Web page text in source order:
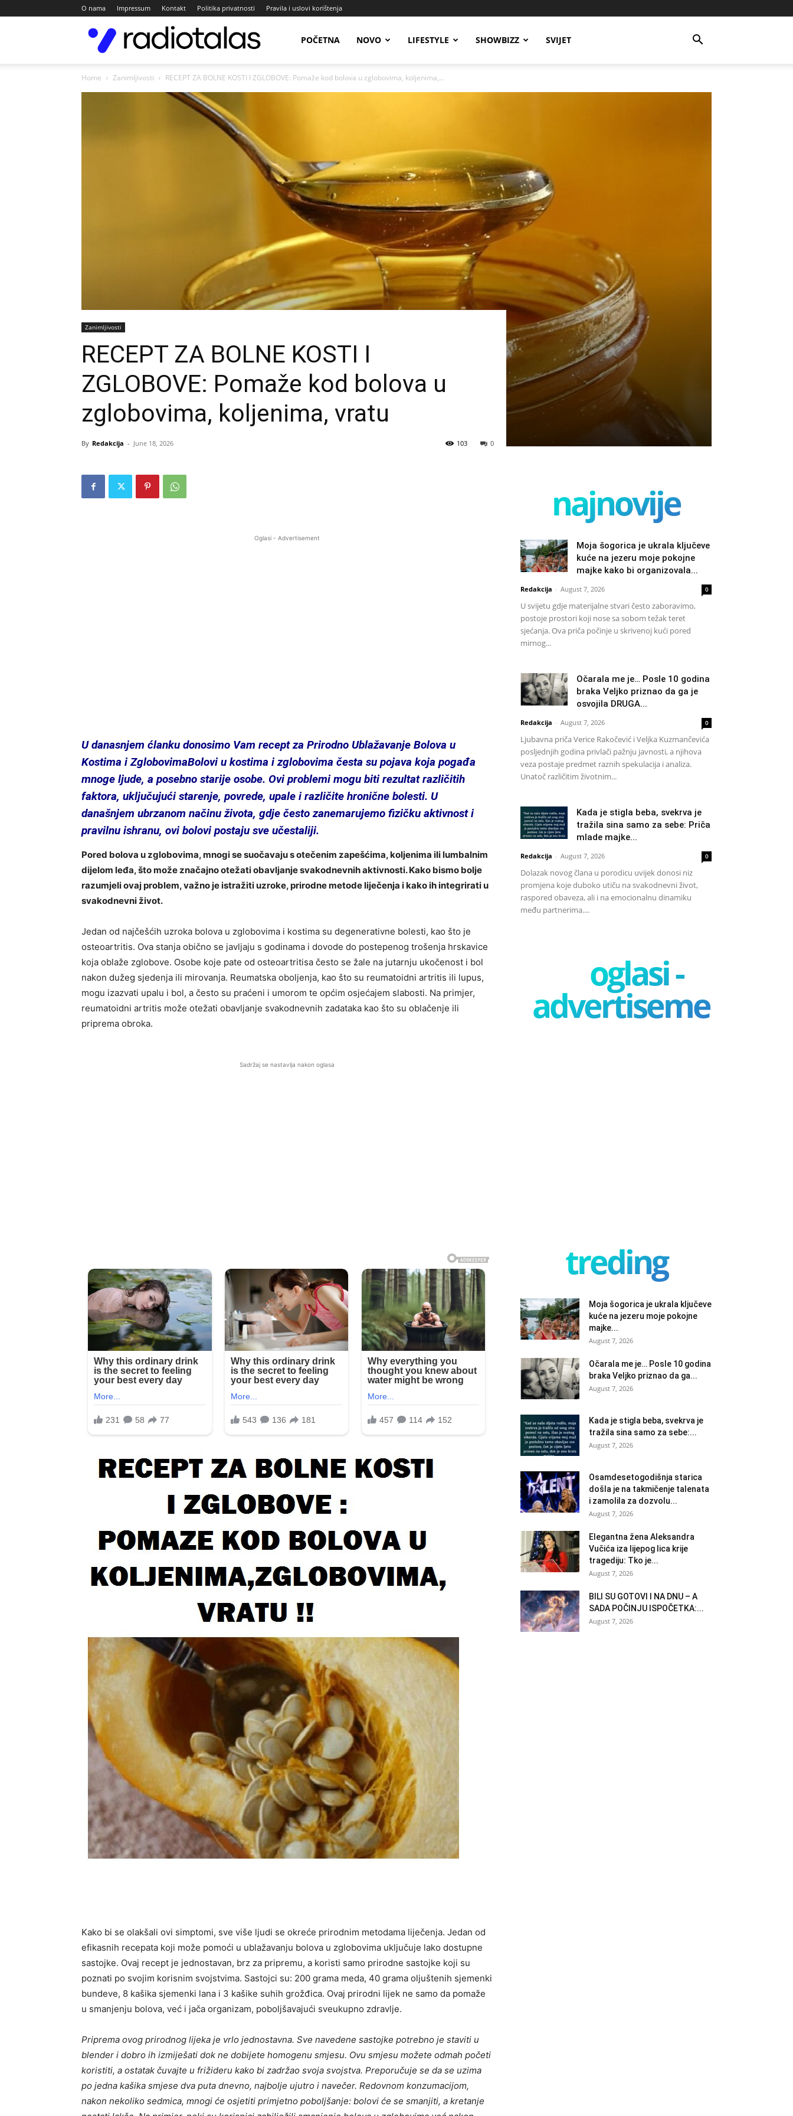
O nama Impressum Kontakt Politika privatnosti Pravila i uslovi korištenja
POČETNA NOVO LIFESTYLE SHOWBIZZ SVIJET
Home Zanimljivosti RECEPT ZA BOLNE KOSTI I ZGLOBOVE: Pomaže kod bolova u zglobovima, koljenima,...
Zanimljivosti
RECEPT ZA BOLNE KOSTI I
ZGLOBOVE: Pomaže kod bolova u
zglobovima, koljenima, vratu
By Redakcija - June 18, 2026 0
103
Oglasi - Advertisement
U danasnjem ćlanku donosimo Vam recept za Prirodno Ublažavanje Bolova u
Kostima i ZglobovimaBolovi u kostima i zglobovima česta su pojava koja pogađa
mnoge ljude, a posebno starije osobe. Ovi problemi mogu biti rezultat različitih
faktora, uključujući starenje, povrede, upale i različite hronične bolesti. U
današnjem ubrzanom načinu života, gdje često zanemarujemo fizičku aktivnost i
pravilnu ishranu, ovi bolovi postaju sve učestaliji.
Pored bolova u zglobovima, mnogi se suočavaju s otečenim zapešćima, koljenima ili lumbalnim
dijelom leđa, što može značajno otežati obavljanje svakodnevnih aktivnosti. Kako bismo bolje
razumjeli ovaj problem, važno je istražiti uzroke, prirodne metode liječenja i kako ih integrirati u
svakodnevni život.
Jedan od najčešćih uzroka bolova u zglobovima i kostima su degenerativne bolesti, kao što je
osteoartritis. Ova stanja obično se javljaju s godinama i dovode do postepenog trošenja hrskavice
koja oblaže zglobove. Osobe koje pate od osteoartritisa često se žale na jutarnju ukočenost i bol
nakon dužeg sjedenja ili mirovanja. Reumatska oboljenja, kao što su reumatoidni artritis ili lupus,
mogu izazvati upalu i bol, a često su praćeni i umorom te općim osjećajem slabosti. Na primjer,
reumatoidni artritis može otežati obavljanje svakodnevnih zadataka kao što su oblačenje ili
priprema obroka.
Sadržaj se nastavlja nakon oglasa
Kako bi se olakšali ovi simptomi, sve više ljudi se okreće prirodnim metodama liječenja. Jedan od
efikasnih recepata koji može pomoći u ublažavanju bolova u zglobovima uključuje lako dostupne
sastojke. Ovaj recept je jednostavan, brz za pripremu, a koristi samo prirodne sastojke koji su
poznati po svojim korisnim svojstvima. Sastojci su: 200 grama meda, 40 grama oljuštenih sjemenki
bundeve, 8 kašika sjemenki lana i 3 kašike suhih grožđica. Ovaj prirodni lijek ne samo da pomaže
u smanjenju bolova, već i jača organizam, poboljšavajući sveukupno zdravlje.
Priprema ovog prirodnog lijeka je vrlo jednostavna. Sve navedene sastojke potrebno je staviti u
blender i dobro ih izmiješati dok ne dobijete homogenu smjesu. Ovu smjesu možete odmah početi
koristiti, a ostatak čuvajte u frižideru kako bi zadržao svoja svojstva. Preporučuje se da se uzima
po jedna kašika smjese dva puta dnevno, najbolje ujutro i navečer. Redovnom konzumacijom,
nakon nekoliko sedmica, mnogi će osjetiti primjetno poboljšanje: bolovi će se smanjiti, a kretanje
najnovije
Moja šogorica je ukrala ključeve
kuće na jezeru moje pokojne
majke kako bi organizovala...
Redakcija - August 7, 2026 0
U svijetu gdje materijalne stvari često zaboravimo,
postoje prostori koji nose sa sobom težak teret
sjećanja. Ova priča počinje u skrivenoj kući pored
mirnog...
Očarala me je… Posle 10 godina
braka Veljko priznao da ga je
osvojila DRUGA...
Redakcija - August 7, 2026 0
Ljubavna priča Verice Rakočević i Veljka Kuzmančevića
posljednjih godina privlači pažnju javnosti, a njihova
veza postaje predmet raznih spekulacija i analiza.
Unatoč različitim životnim...
Kada je stigla beba, svekrva je
tražila sina samo za sebe: Priča
mlade majke...
Redakcija - August 7, 2026 0
Dolazak novog člana u porodicu uvijek donosi niz
promjena koje duboko utiču na svakodnevni život,
raspored obaveza, ali i na emocionalnu dinamiku
među partnerima....
oglasi -
advertisement
treding
Moja šogorica je ukrala ključeve
kuće na jezeru moje pokojne
majke...
August 7, 2026
Očarala me je… Posle 10 godina
braka Veljko priznao da ga...
August 7, 2026
Kada je stigla beba, svekrva je
tražila sina samo za sebe:...
August 7, 2026
Osamdesetogodišnja starica
došla je na takmičenje talenata
i zamolila za dozvolu...
August 7, 2026
Elegantna žena Aleksandra
Vučića iza lijepog lica krije
tragediju: Tko je...
August 7, 2026
BILI SU GOTOVI I NA DNU – A
SADA POČINJU ISPOČETKA:...
August 7, 2026